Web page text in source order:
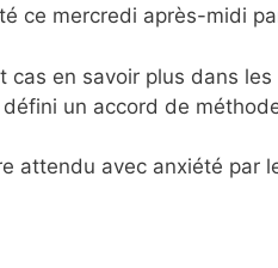
ce mercredi après-midi
cas en savoir plus dans
un accord de
attendu avec anxiété par